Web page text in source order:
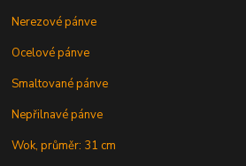
Nerezové pánve
Ocelové pánve
Smaltované pánve
Nepřilnavé pánve
Wok, průměr: 31 cm